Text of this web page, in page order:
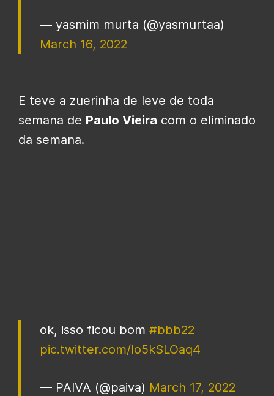
— yasmim murta (@yasmurtaa)
March 16, 2022
E teve a zuerinha de leve de toda
semana de Paulo Vieira com o eliminado
da semana.
ok, isso ficou bom #bbb22
pic.twitter.com/Io5kSLOaq4
— PAIVA (@paiva) March 17, 2022